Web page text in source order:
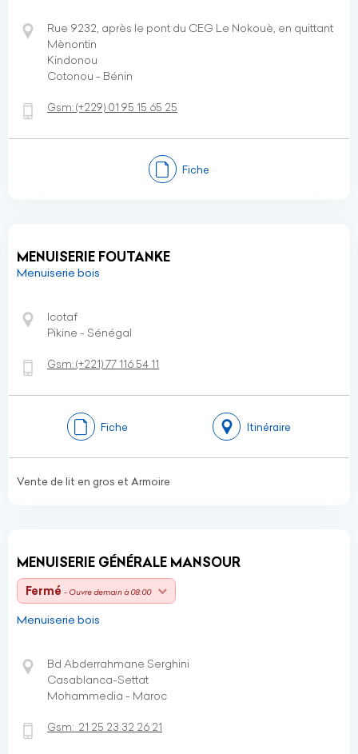
Rue 9232, après le pont du CEG Le Nokouè, en quittant
Mènontin
Kindonou
Cotonou - Bénin
Gsm:(+229) 01 95 15 65 25
Fiche
MENUISERIE FOUTANKE
Menuiserie bois
Icotaf
Pikine - Sénégal
Gsm:(+221)77 116 54 11
Fiche Itinéraire
Vente de lit en gros et Armoire
MENUISERIE GÉNÉRALE MANSOUR
Fermé - Ouvre demain à 08:00
Menuiserie bois
Bd Abderrahmane Serghini
Casablanca-Settat
Mohammedia - Maroc
Gsm: 21 25 23 32 26 21